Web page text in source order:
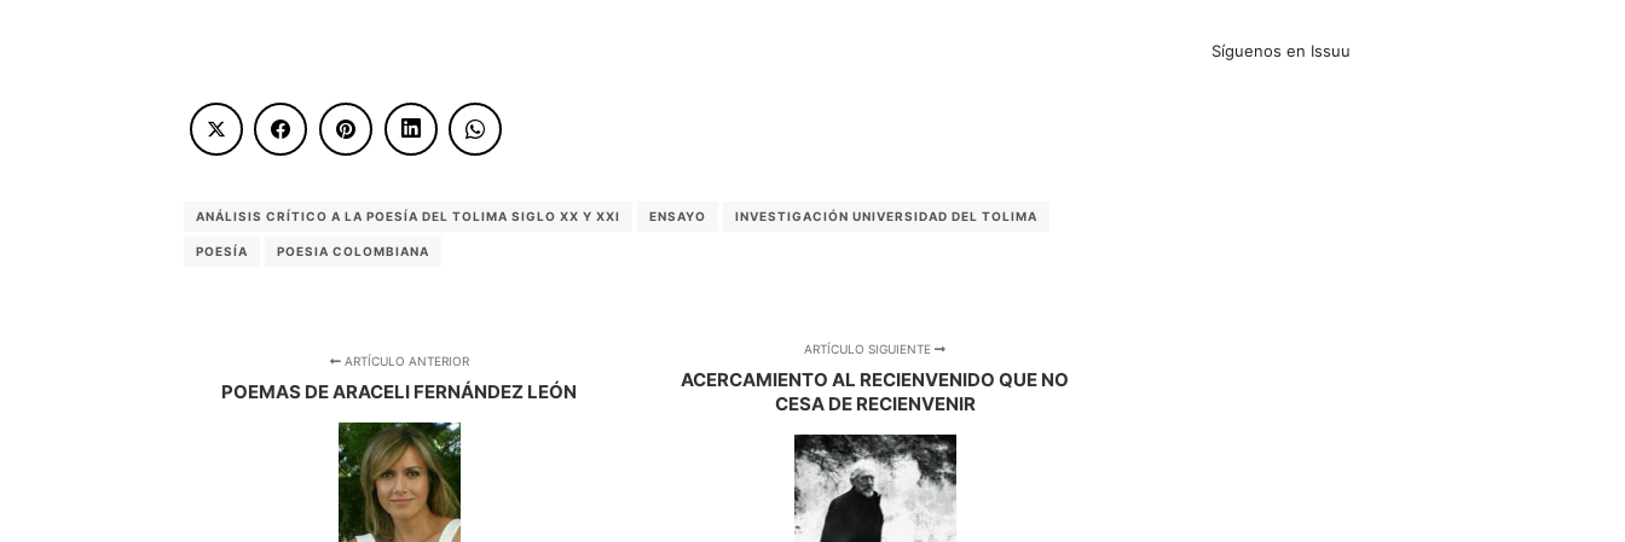
ANÁLISIS CRÍTICO A LA POESÍA DEL TOLIMA SIGLO XX Y XXI ENSAYO INVESTIGACIÓN UNIVERSIDAD DEL TOLIMA
POESÍA POESIA COLOMBIANA
ARTÍCULO ANTERIOR
POEMAS DE ARACELI FERNÁNDEZ LEÓN
ARTÍCULO SIGUIENTE
ACERCAMIENTO AL RECIENVENIDO QUE NO
CESA DE RECIENVENIR
Síguenos en Issuu